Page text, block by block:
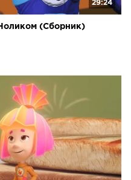
29:24
(Сборник)